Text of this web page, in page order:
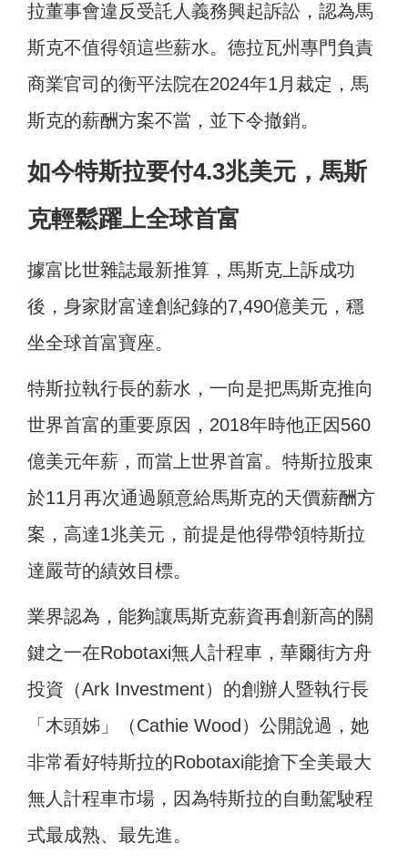
拉董事會違反受託人義務興起訴訟，認為馬
斯克不值得領這些薪水。德拉瓦州專門負責
商業官司的衡平法院在2024年1月裁定，馬
斯克的薪酬方案不當，並下令撤銷。
如今特斯拉要付4.3兆美元，馬斯
克輕鬆躍上全球首富
據富比世雜誌最新推算，馬斯克上訴成功
後，身家財富達創紀錄的7,490億美元，穩
坐全球首富寶座。
特斯拉執行長的薪水，一向是把馬斯克推向
世界首富的重要原因，2018年時他正因560
億美元年薪，而當上世界首富。特斯拉股東
於11月再次通過願意給馬斯克的天價薪酬方
案，高達1兆美元，前提是他得帶領特斯拉
達嚴苛的績效目標。
業界認為，能夠讓馬斯克薪資再創新高的關
鍵之一在Robotaxi無人計程車，華爾街方舟
投資（Ark Investment）的創辦人暨執行長
「木頭姊」（Cathie Wood）公開說過，她
非常看好特斯拉的Robotaxi能搶下全美最大
無人計程車市場，因為特斯拉的自動駕駛程
式最成熟、最先進。